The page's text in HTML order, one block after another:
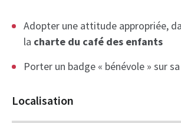
Adopter une attitude appropriée,
la charte du café des enfants
Porter un badge « bénévole » sur
Localisation